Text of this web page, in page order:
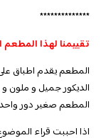
**************
تقييمنا لهذا
المطعم يقدم اطباق
الديكور جميل و ملون
المطعم صغير دور واحد
اذا احببت قراء